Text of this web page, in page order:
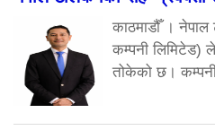
काठमाडौँ ।
कम्पनी लिमिटेड) ले
तोकेको छ।